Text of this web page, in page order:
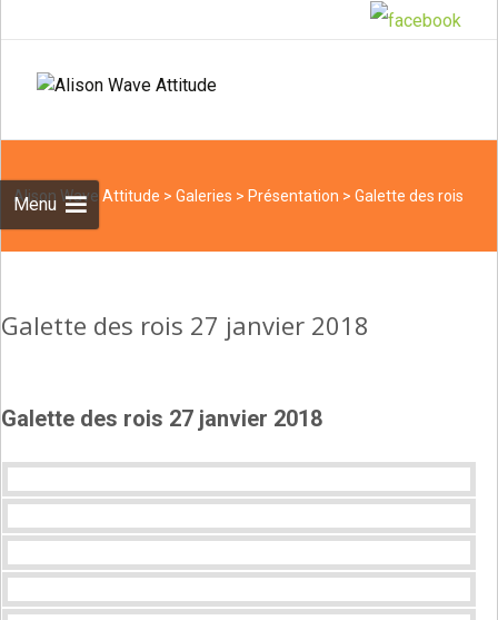
Menu
Alison Wave Attitude >Galeries > Présentation >Galette des rois
Galette des rois 27 janvier 2018
Galette des rois 27 janvier 2018